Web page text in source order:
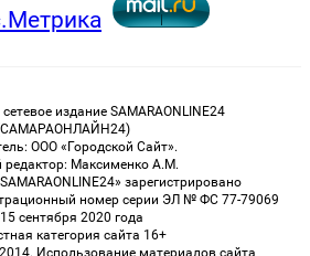
издание SAMARAONLINE24
ООО «Городской Сайт».
редактор: Максименко А.М.
зарегистрировано
номер серии ЭЛ № ФС 77-79069
сентября 2020 года
категория сайта 16+
Использование материалов сайта